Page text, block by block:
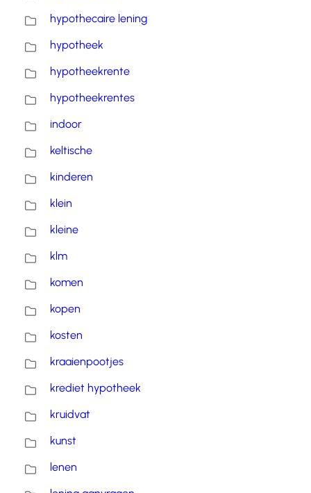
hypothecaire lening
hypotheek
hypotheekrente
hypotheekrentes
indoor
keltische
kinderen
klein
kleine
klm
komen
kopen
kosten
kraaienpootjes
krediet hypotheek
kruidvat
kunst
lenen